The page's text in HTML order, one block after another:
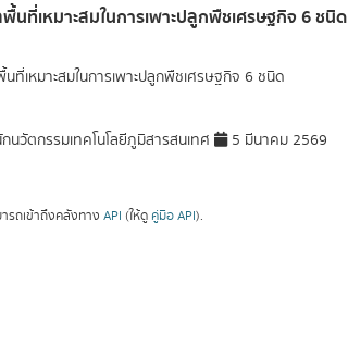
นที่เหมาะสมในการเพาะปลูกพืชเศรษฐกิจ 6 ชนิด
ที่เหมาะสมในการเพาะปลูกพืชเศรษฐกิจ 6 ชนิด
นวัตกรรมเทคโนโลยีภูมิสารสนเทศ 5 มีนาคม 2569
รถเข้าถึงคลังทาง API (ให้ดู คู่มือ API).